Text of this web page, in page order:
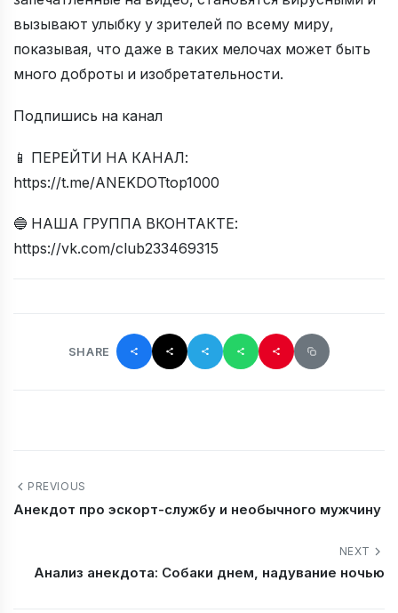
вызывают улыбку у зрителей по всему миру,
показывая, что даже в таких мелочах может быть
много доброты и изобретательности.
Подпишись на канал
📱 ПЕРЕЙТИ НА КАНАЛ:
https://t.me/ANEKDOTtop1000
🔵 НАША ГРУППА ВКОНТАКТЕ:
https://vk.com/club233469315
SHARE
PREVIOUS
Анекдот про эскорт-службу и необычного мужчину
NEXT
Анализ анекдота: Собаки днем, надувание ночью